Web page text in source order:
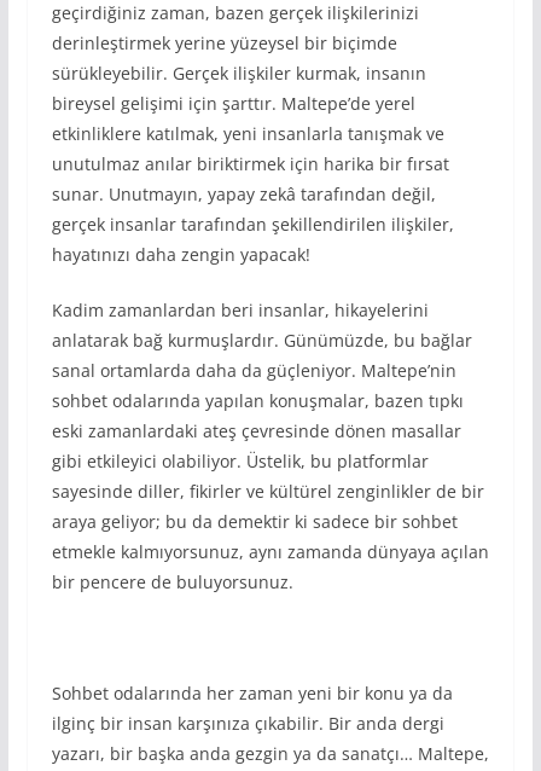
geçirdiğiniz zaman, bazen gerçek ilişkilerinizi
derinleştirmek yerine yüzeysel bir biçimde
sürükleyebilir. Gerçek ilişkiler kurmak, insanın
bireysel gelişimi için şarttır. Maltepe’de yerel
etkinliklere katılmak, yeni insanlarla tanışmak ve
unutulmaz anılar biriktirmek için harika bir fırsat
sunar. Unutmayın, yapay zekâ tarafından değil,
gerçek insanlar tarafından şekillendirilen ilişkiler,
hayatınızı daha zengin yapacak!
Kadim zamanlardan beri insanlar, hikayelerini
anlatarak bağ kurmuşlardır. Günümüzde, bu bağlar
sanal ortamlarda daha da güçleniyor. Maltepe’nin
sohbet odalarında yapılan konuşmalar, bazen tıpkı
eski zamanlardaki ateş çevresinde dönen masallar
gibi etkileyici olabiliyor. Üstelik, bu platformlar
sayesinde diller, fikirler ve kültürel zenginlikler de bir
araya geliyor; bu da demektir ki sadece bir sohbet
etmekle kalmıyorsunuz, aynı zamanda dünyaya açılan
bir pencere de buluyorsunuz.
Sohbet odalarında her zaman yeni bir konu ya da
ilginç bir insan karşınıza çıkabilir. Bir anda dergi
yazarı, bir başka anda gezgin ya da sanatçı… Maltepe,